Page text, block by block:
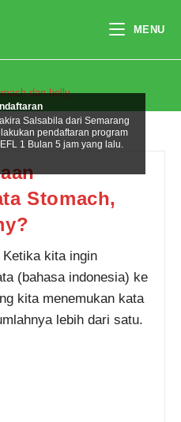
MENU
dan belly
Stomach,
kita ingin
(bahasa indonesia) ke
kita menemukan kata
lebih dari satu.
Salsabila dari Semarang
pendaftaran program
1 Bulan 5 jam yang lalu.